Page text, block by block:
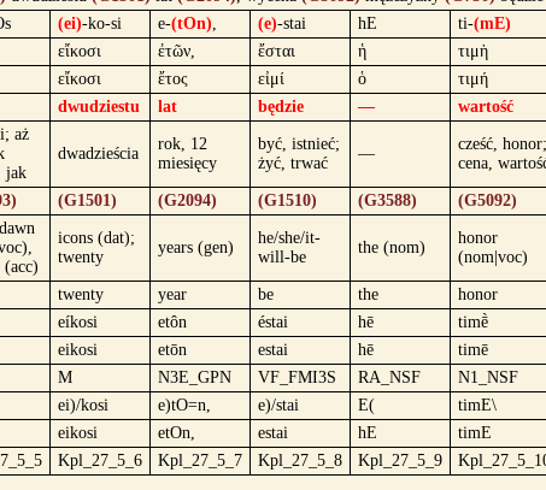
(ei)-ko-si e-(tOn), (e)-stai hE ti-(mE)
εἴκοσι ἐτῶν, ἔσται ἡ τιμὴ
εἴκοσι ἔτος εἰμί ὁ τιμή
dwudziestu lat będzie — wartość
aż
jak
dwadzieścia
rok, 12
miesięcy
być, istnieć;
żyć, trwać
—
cześć, honor;
cena,
(G1501) (G2094) (G1510) (G3588) (G5092)
(acc)
icons (dat);
twenty
years (gen)
he/she/it-
will-be
the (nom)
honor
(nom|voc)
twenty year be the honor
eíkosi etôn éstai hē timḕ
eikosi etōn estai hē timē
M N3E_GPN VF_FMI3S RA_NSF N1_NSF
ei)/kosi e)tO=n, e)/stai E( timE\
eikosi etOn, estai hE timE
Kpl_27_5_6 Kpl_27_5_7 Kpl_27_5_8 Kpl_27_5_9